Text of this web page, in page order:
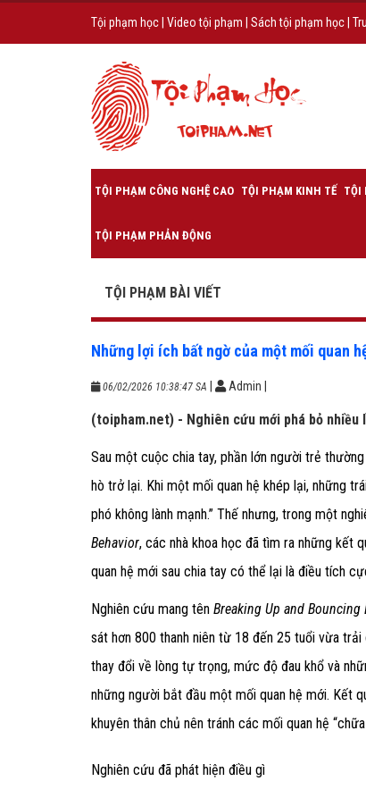
Tội phạm học Video tội phạm Sách tội phạm học
TỘI PHẠM CÔNG NGHỆ CAO TỘI PHẠM KINH TẾ TỘI
TỘI PHẠM PHẢN ĐỘNG
TỘI PHẠM BÀI VIẾT
Những lợi ích bất ngờ của một mối quan
06/02/2026 10:38:47 SA Admin
(toipham.net) - Nghiên cứu mới phá bỏ
Sau một cuộc chia tay, phần lớn người trẻ
hò trở lại. Khi một mối quan hệ khép lại, những
phó không lành mạnh.” Thế nhưng, trong một
Behavior, các nhà khoa học đã tìm ra những kết
quan hệ mới sau chia tay có thể lại là điều tích
Nghiên cứu mang tên Breaking Up and
sát hơn 800 thanh niên từ 18 đến 25 tuổi vừa trải
thay đổi về lòng tự trọng, mức độ đau khổ và
những người bắt đầu một mối quan hệ mới. Kết
khuyên thân chủ nên tránh các mối quan hệ
Nghiên cứu đã phát hiện điều gì